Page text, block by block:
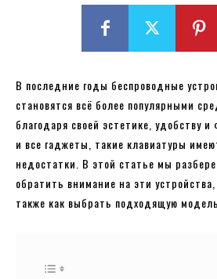
В последние годы беспроводные
становятся всё более популярными
благодаря своей эстетике, удобству
и все гаджеты, такие клавиатуры
недостатки. В этой статье мы
обратить внимание на эти
также как выбрать подходящую модель.